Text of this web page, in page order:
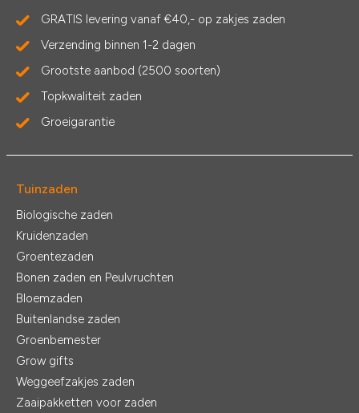
GRATIS levering vanaf €40,- op zakjes zaden
Verzending binnen 1-2 dagen
Grootste aanbod (2500 soorten)
Topkwaliteit zaden
Groeigarantie
Tuinzaden
Biologische zaden
Kruidenzaden
Groentezaden
Bonen zaden en Peulvruchten
Bloemzaden
Buitenlandse zaden
Groenbemester
Grow gifts
Weggeefzakjes zaden
Zaaipakketten voor zaden